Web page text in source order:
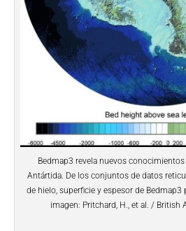
Bedmap3 revela nuevos
Antártida. De los conjuntos de datos
de hielo, superficie y espesor de Bedmap3
imagen: Pritchard, H., et al. / British